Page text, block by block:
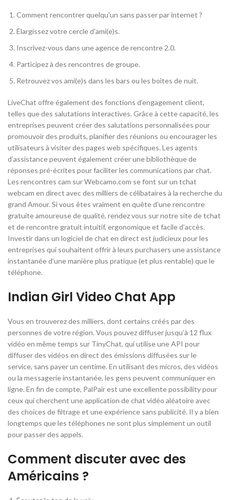
Comment rencontrer quelqu'un sans passer par internet ?
Élargissez votre cercle d'ami(e)s.
Inscrivez-vous dans une agence de rencontre 2.0.
Participez à des rencontres de groupe.
Retrouvez vos ami(e)s dans les bars ou les boîtes de nuit.
LiveChat offre également des fonctions d’engagement client,
telles que des salutations interactives. Grâce à cette capacité, les
entreprises peuvent créer des salutations personnalisées pour
promouvoir des produits, planifier des réunions ou encourager les
utilisateurs à visiter des pages web spécifiques. Les agents
d’assistance peuvent également créer une bibliothèque de
réponses pré-écrites pour faciliter les communications par chat.
Les rencontres cam sur Webcamo.com se font sur un tchat
webcam en direct avec des milliers de célibataires à la recherche du
grand Amour. Si vous êtes vraiment en quête d’une rencontre
gratuite amoureuse de qualité, rendez vous sur notre site de tchat
et de rencontre gratuit intuitif, ergonomique et facile d’accès.
Investir dans un logiciel de chat en direct est judicieux pour les
entreprises qui souhaitent offrir à leurs purchasers une assistance
instantanée d’une manière plus pratique (et plus rentable) que le
téléphone.
Indian Girl Video Chat App
Vous en trouverez des milliers, dont certains créés par des
personnes de votre région. Vous pouvez diffuser jusqu’à 12 flux
vidéo en même temps sur TinyChat, qui utilise une API pour
diffuser des vidéos en direct des émissions diffusées sur le
service, sans payer un centime. En utilisant des micros, des vidéos
ou la messagerie instantanée, les gens peuvent communiquer en
ligne. En fin de compte, PalPair est une excellente possibility pour
ceux qui cherchent une application de chat vidéo aléatoire avec
des choices de filtrage et une expérience sans publicité. Il y a bien
longtemps que les téléphones ne sont plus simplement un outil
pour passer des appels.
Comment discuter avec des
Américains ?